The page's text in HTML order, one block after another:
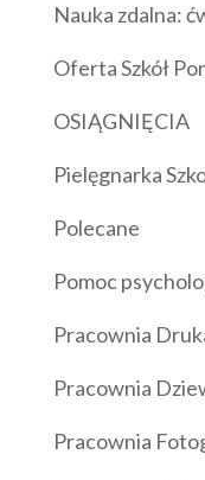
Nauka zdalna:
Oferta Szkół
OSIĄGNIĘCIA
Pielęgnarka
Polecane
Pomoc
Pracownia
Pracownia
Pracownia